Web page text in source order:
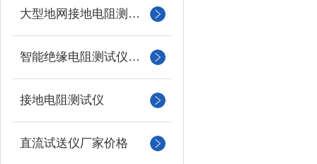
大型地网接地电阻测试仪
智能绝缘电阻测试仪（兆欧表）
接地电阻测试仪
直流试送仪厂家价格